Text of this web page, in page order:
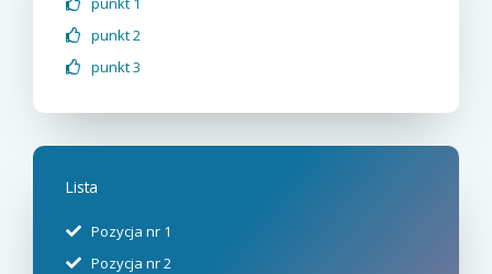
punkt 2
punkt 3
Lista
Pozycja nr 1
Pozycja nr 2